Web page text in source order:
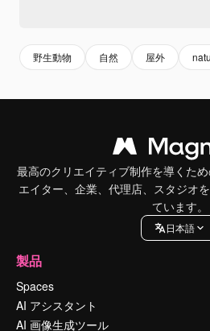
野生動物 自然 屋外
最高のクリエイティブ制作を導くた
エイター、企業、代理店、スタジオ
ています。
日本語
製品
Spaces
AI アシスタント
AI 画像生成ツール